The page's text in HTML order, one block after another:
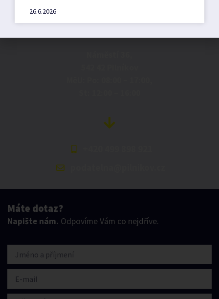
Město Pilníkov
Máte dotaz?
Napište nám. Odpovíme Vám co nejdříve.
26.6.2026